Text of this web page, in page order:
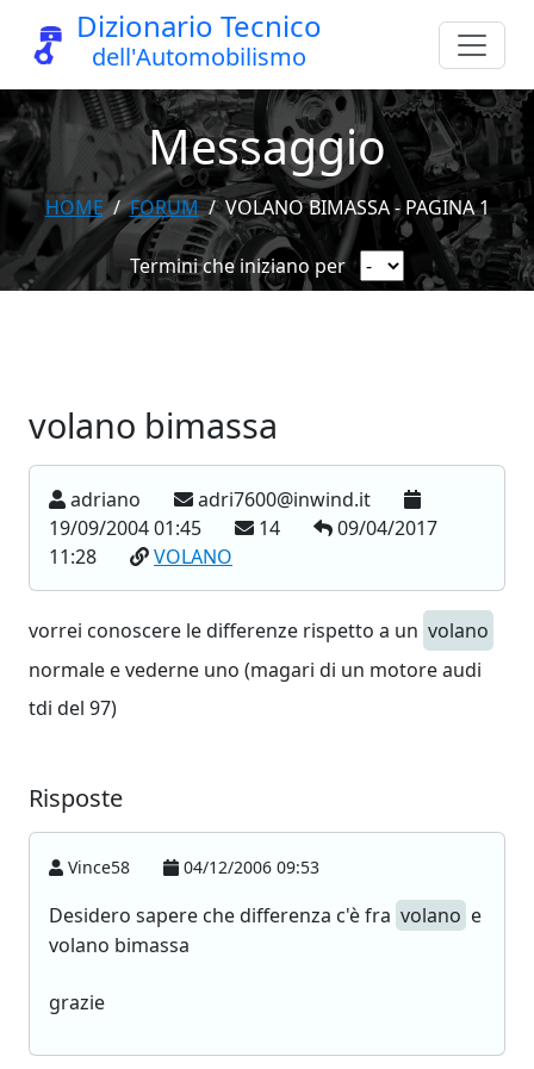
Dizionario Tecnico
dell'Automobilismo
Messaggio
HOME FORUM VOLANO BIMASSA - PAGINA 1
Termini che iniziano per
volano bimassa
adriano
adri7600@inwind.it
19/09/2004 01:45
14
09/04/2017
11:28
VOLANO
vorrei conoscere le differenze rispetto a un volano
normale e vederne uno (magari di un motore audi
tdi del 97)
Risposte
Vince58 04/12/2006 09:53
Desidero sapere che differenza c'è fra volano e
volano bimassa
grazie